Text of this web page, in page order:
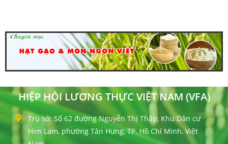
HIỆP HỘI LƯƠNG THỰC VIỆT NAM (VFA)
Trụ sở: Số 62 đường Nguyễn Thị Thập, Khu Dân cư
Him Lam, phường Tân Hưng, TP. Hồ Chí Minh, Việt